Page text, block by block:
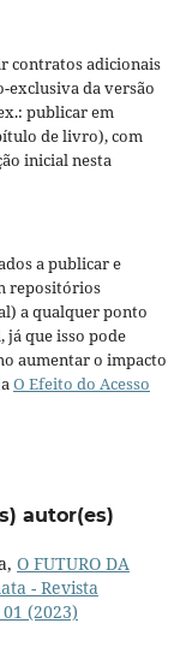
contratos adicionais
exclusiva da versão
publicar em
de livro), com
inicial nesta
a publicar e
repositórios
a qualquer ponto
já que isso pode
aumentar o impacto
O Efeito do Acesso
autor(es)
O FUTURO DA
- Revista
(2023)